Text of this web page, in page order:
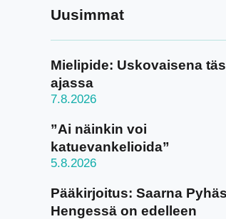
Uusimmat
Mielipide: Uskovaisena
ajassa
7.8.2026
”Ai näinkin voi
katuevankelioida”
5.8.2026
Pääkirjoitus: Saarna
Hengessä on edelleen